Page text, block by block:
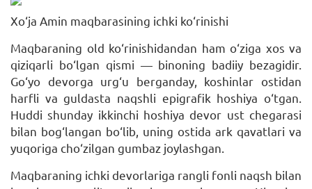
Xo‘ja Amin maqbarasining ichki ko‘rinishi
Maqbaraning old ko‘rinishidandan ham o‘ziga xos va
qiziqarli bo‘lgan qismi — binoning badiiy bezagidir.
Go‘yo devorga urg‘u berganday, koshinlar ostidan
harfli va guldasta naqshli epigrafik hoshiya o‘tgan.
Huddi shunday ikkinchi hoshiya devor ust chegarasi
bilan bog‘langan bo‘lib, uning ostida ark qavatlari va
yuqoriga cho‘zilgan gumbaz joylashgan.
Maqbaraning ichki devorlariga rangli fonli naqsh bilan